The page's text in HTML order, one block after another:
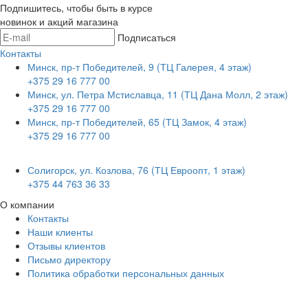
Подпишитесь, чтобы быть в курсе
новинок и акций магазина
Подписаться
Контакты
Минск, пр-т Победителей, 9 (ТЦ Галерея, 4 этаж)
+375 29 16 777 00
Минск, ул. Петра Мстиславца, 11 (ТЦ Дана Молл, 2 этаж)
+375 29 16 777 00
Минск, пр-т Победителей, 65 (ТЦ Замок, 4 этаж)
+375 29 16 777 00
Солигорск, ул. Козлова, 76 (ТЦ Евроопт, 1 этаж)
+375 44 763 36 33
О компании
Контакты
Наши клиенты
Отзывы клиентов
Письмо директору
Политика обработки персональных данных